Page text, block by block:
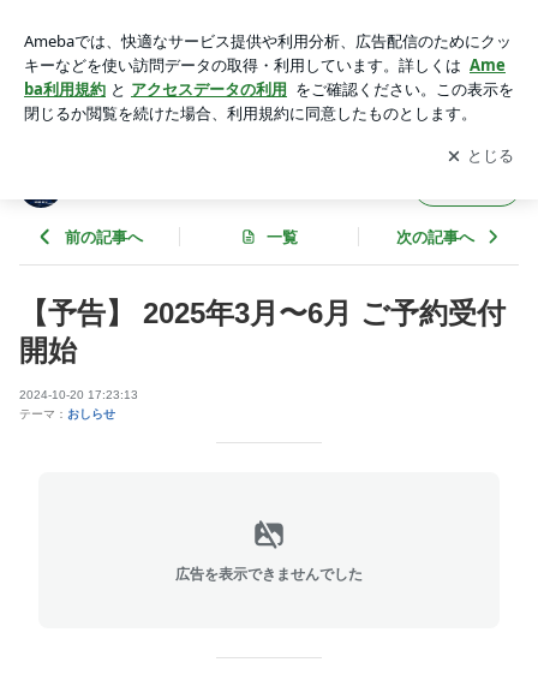
gaki-jimaアプリをダウンロードして ブログの更新通知
を受け取りまし
ょう。
開く
前の記事へ 一覧 次の記事へ
【予告】 2025年3月〜6月 ご予約受付
開始
2024-10-20 17:23:13
テーマ： おしらせ
広告を表示できませんでした